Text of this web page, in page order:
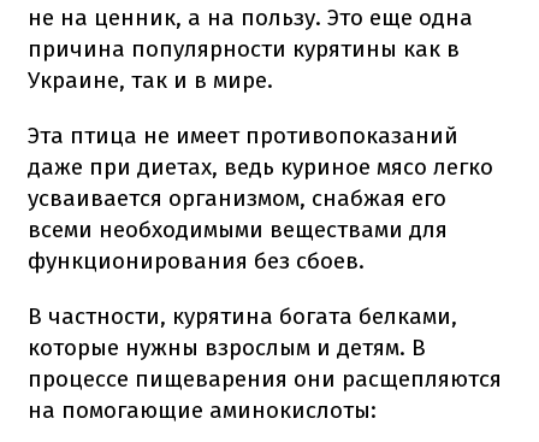
не на ценник, а на пользу. Это еще одна
причина популярности курятины как в
Украине, так и в мире.
Эта птица не имеет противопоказаний
даже при диетах, ведь куриное мясо легко
усваивается организмом, снабжая его
всеми необходимыми веществами для
функционирования без сбоев.
В частности, курятина богата белками,
которые нужны взрослым и детям. В
процессе пищеварения они расщепляются
на помогающие аминокислоты: